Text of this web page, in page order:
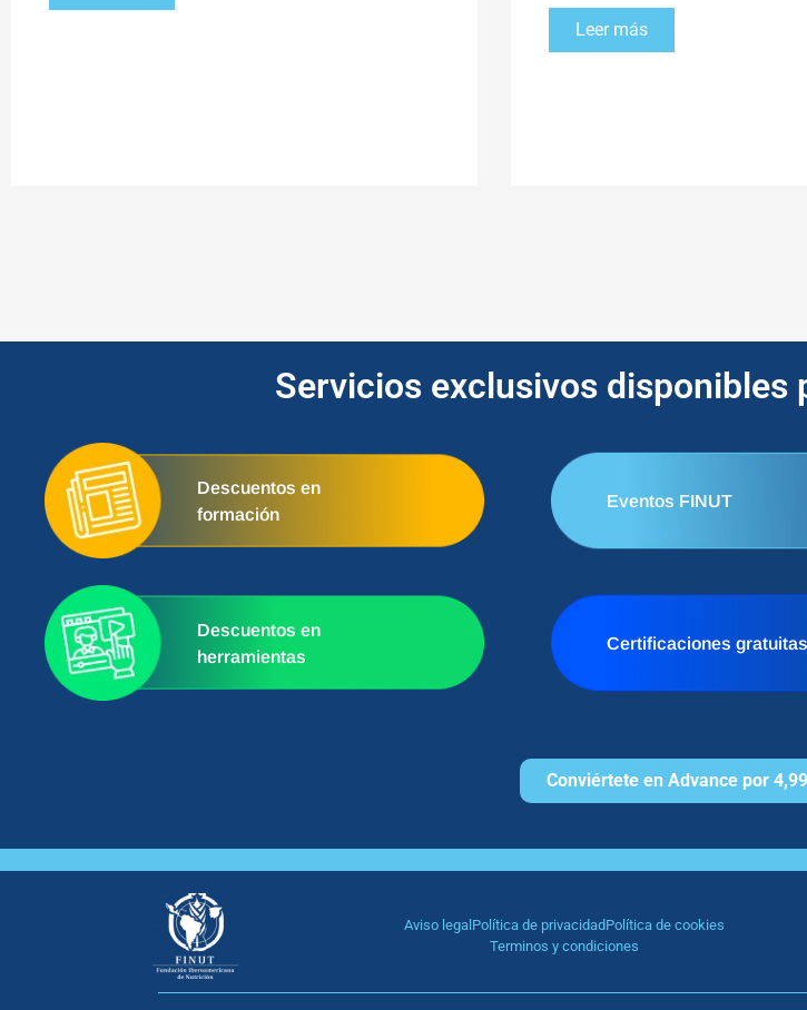
Leer más
Servicios exclusivos disponibles
Descuentos en
formación
Eventos FINUT
Descuentos en
herramientas
Certificaciones gratuitas
Conviértete en Advance por
Aviso legal Política de privacidadPolítica de cookies
Terminos y condiciones